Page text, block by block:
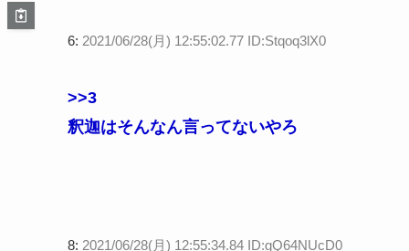
6: 2021/06/28(月) 12:55:02.77 ID:Stqoq3lX0
>>3
釈迦はそんなん言ってないやろ
8: 2021/06/28(月) 12:55:34.84 ID:gQ64NUcD0